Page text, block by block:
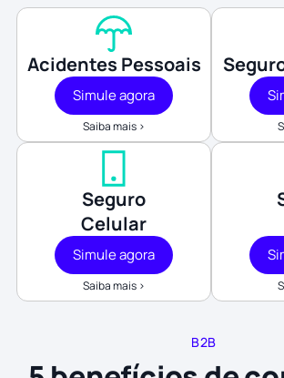
Acidentes Pessoais
Simule agora
Saiba mais >
Seguro
Celular
Simule agora
Saiba mais >
B2B